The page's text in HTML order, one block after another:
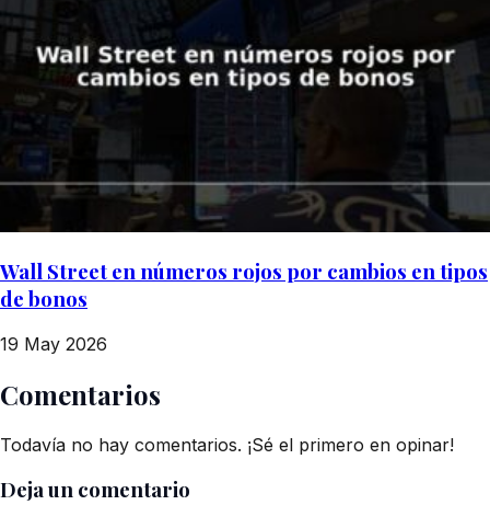
Wall Street en números rojos por cambios en tipos
de bonos
19 May 2026
Comentarios
Todavía no hay comentarios. ¡Sé el primero en opinar!
Deja un comentario